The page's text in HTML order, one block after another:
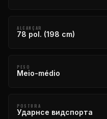
ALCANÇAR
78 pol. (198 cm)
PESO
Meio-médio
POSTURA
Ударнсе видспорта